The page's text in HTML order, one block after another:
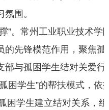
围。
”。常州工业职业技术学
的先锋模范作用，聚焦
部与孤困学生结对关爱行
困学生”的帮扶模式，依
困学生建立结对关系，